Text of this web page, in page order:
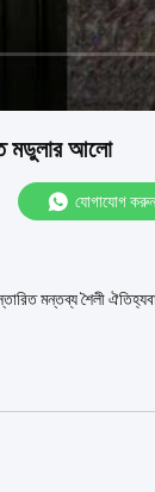
মডুলার আলো
যোগাযোগ করুন
মন্তব্য শৈলী